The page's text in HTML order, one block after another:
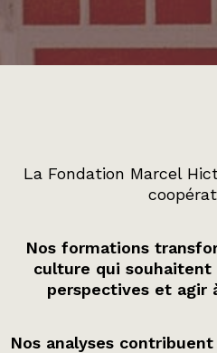
La Fondation Marcel
Nos formations
culture qui souhaitent
perspectives et agir
Nos analyses